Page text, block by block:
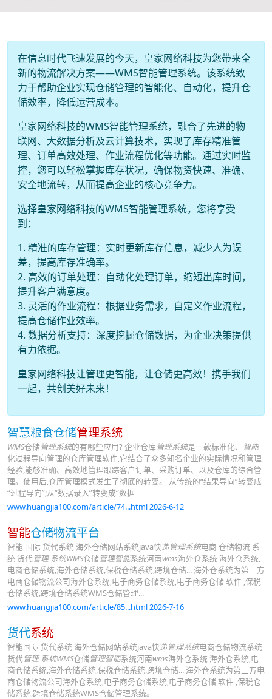
在信息时代飞速发展的今天，皇家网络科技为您带来全
新的物流解决方案——WMS智能管理系统。该系统致
力于帮助企业实现仓储管理的智能化、自动化，提升仓
储效率，降低运营成本。
皇家网络科技的WMS智能管理系统，融合了先进的物
联网、大数据分析及云计算技术，实现了库存精准管
理、订单高效处理、作业流程优化等功能。通过实时监
控，您可以轻松掌握库存状况，确保物资快速、准确、
安全地流转，从而提高企业的核心竞争力。
选择皇家网络科技的WMS智能管理系统，您将享受
到：
1. 精准的库存管理：实时更新库存信息，减少人为误
差，提高库存准确率。
2. 高效的订单处理：自动化处理订单，缩短出库时间，
提升客户满意度。
3. 灵活的作业流程：根据业务需求，自定义作业流程，
提高仓储作业效率。
4. 数据分析支持：深度挖掘仓储数据，为企业决策提供
有力依据。
皇家网络科技让管理更智能，让仓储更高效！携手我们
一起，共创美好未来！
智慧粮食仓储管理系统
WMS仓储管理系统的有哪些应用? 企业仓库管理系统是一款标准化、
智能
化过程导向管理的仓库管理软件,它结合了众多知名企业的实际情况和管理
经验,能够准确、高效地管理跟踪客户订单、采购订单、以及仓库的综合管
理。使用后,仓库管理模式发生了彻底的转变。 从传统的“结果导向”转变成
“过程导向”;从“数据录入”转变成“数据
www.huangjia100.com/article/74...html 2026-6-12
智能仓储物流平台
智能 国际 货代系统 海外仓储网站系统java快递管理系统电商 仓储物流 系
统 货代管理 系统WMS仓储管理智能系统河南wms海外仓系统 海外仓系统,
电商仓储系统,海外仓储系统,保税仓储系统,跨境仓储... 海外仓系统为第三方
电商仓储物流公司海外仓系统,电子商务仓储系统,电子商务仓储 软件 ,保税
仓储系统,跨境仓储系统WMS仓储管理...
www.huangjia100.com/article/85...html 2026-7-16
货代系统
智能国际 货代系统 海外仓储网站系统java快递管理系统电商仓储物流系统
货代管理 系统WMS仓储管理智能系统河南wms海外仓系统 海外仓系统,电
商仓储系统,海外仓储系统,保税仓储系统,跨境仓储... 海外仓系统为第三方电
商仓储物流公司海外仓系统,电子商务仓储系统,电子商务仓储 软件 ,保税仓
储系统,跨境仓储系统WMS仓储管理系统。